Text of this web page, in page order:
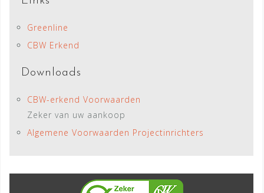
Greenline
CBW Erkend
Downloads
CBW-erkend Voorwaarden
Zeker van uw aankoop
Algemene Voorwaarden Projectinrichters